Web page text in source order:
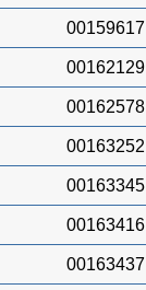
00159617
00162129
00162578
00163252
00163345
00163416
00163437